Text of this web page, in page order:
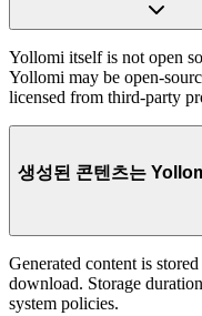
Yollomi itself is not open
Yollomi may be open-
licensed from third-party
생성된 콘텐츠는
Generated content is
download. Storage
system policies.